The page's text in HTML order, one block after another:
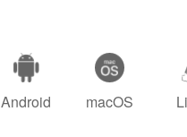
Android macOS